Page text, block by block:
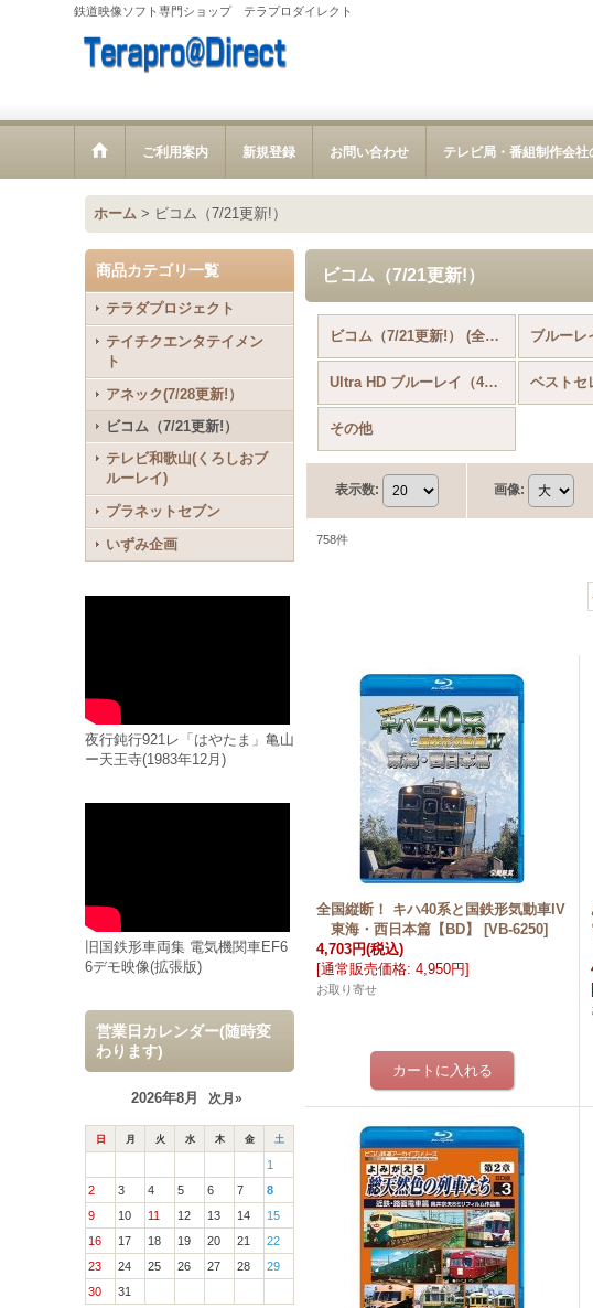
鉄道映像ソフト専門ショップ テラプロダイレクト
ご利用案内 新規登録 お問い合わせ テレビ局・番組制作会社
ホーム > ビコム（7/21更新!）
商品カテゴリ一覧
テラダプロジェクト
テイチクエンタテイメン
ト
アネック(7/28更新!）
ビコム（7/21更新!）
テレビ和歌山(くろしおブ
ルーレイ)
プラネットセブン
いずみ企画
夜行鈍行921レ「はやたま」亀山
ー天王寺(1983年12月)
旧国鉄形車両集 電気機関車EF6
6デモ映像(拡張版)
営業日カレンダー(随時変
わります)
2026年8月 次月»
日 月 火 水 木 金 土
1
2
3 4 5 6 7
8
9
10 11 12 13 14
15
16
17 18 19 20 21
22
23
24 25 26 27 28
29
30
31
ビコム（7/21更新!）
ビコム（7/21更新!） (全商品) ブルーレ
Ultra HD ブルーレイ（4K）鉄道 ベストセ
その他
表示数: 画像:
758件
全国縦断！ キハ40系と国鉄形気動車IV
東海・西日本篇【BD】
[VB-6250]
4,703円(税込)
[通常販売価格: 4,950円]
お取り寄せ